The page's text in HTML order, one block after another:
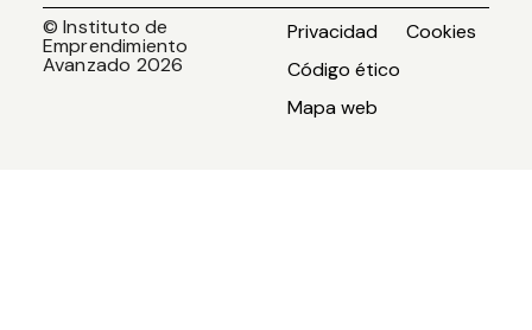
© Instituto de
Emprendimiento
Avanzado 2026
Privacidad
Cookies
Código ético
Mapa web